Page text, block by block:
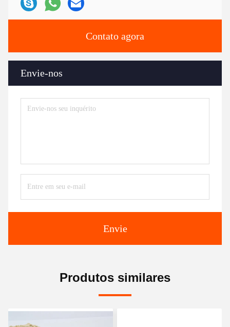
Contato agora
Envie-nos
Envie
Produtos similares